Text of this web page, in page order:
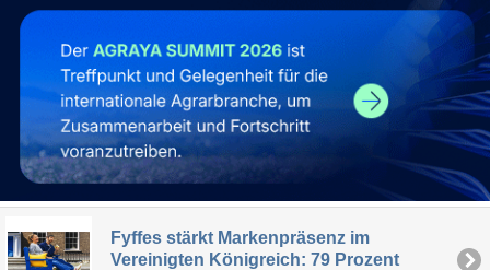
Fyffes stärkt Markenpräsenz im
Vereinigten Königreich: 79 Prozent